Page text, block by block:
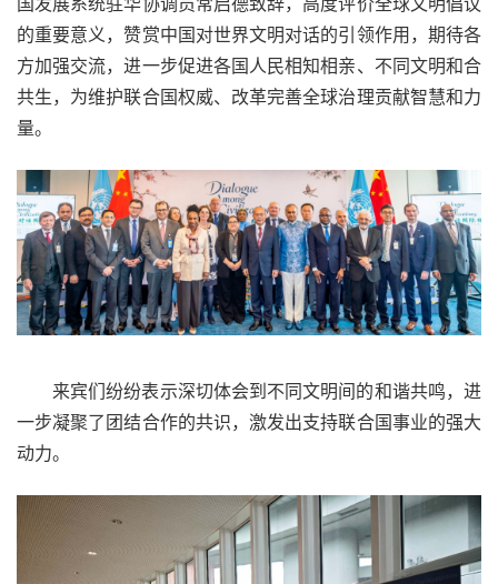
的重要意义，赞赏中国对世界文明对话的引领作用，期待各
方加强交流，进一步促进各国人民相知相亲、不同文明和合
共生，为维护联合国权威、改革完善全球治理贡献智慧和力
量。
来宾们纷纷表示深切体会到不同文明间的和谐共鸣，进
一步凝聚了团结合作的共识，激发出支持联合国事业的强大
动力。